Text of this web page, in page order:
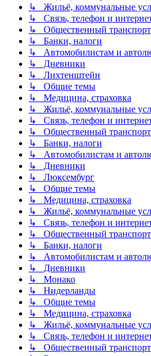
↳ Жильё, коммунальные
↳ Связь, телефон и
↳ Общественный транспорт
↳ Банки, налоги
↳ Автомобилистам и
↳ Дневники
↳ Лихтенштейн
↳ Общие темы
↳ Медицина, страховка
↳ Жильё, коммунальные
↳ Связь, телефон и
↳ Общественный транспорт
↳ Банки, налоги
↳ Автомобилистам и
↳ Дневники
↳ Люксембург
↳ Общие темы
↳ Медицина, страховка
↳ Жильё, коммунальные
↳ Связь, телефон и
↳ Общественный транспорт
↳ Банки, налоги
↳ Автомобилистам и
↳ Дневники
↳ Монако
↳ Нидерланды
↳ Общие темы
↳ Медицина, страховка
↳ Жильё, коммунальные
↳ Связь, телефон и
↳ Общественный транспорт